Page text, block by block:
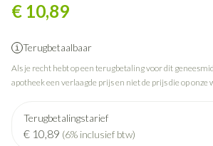
€ 10,89
Terugbetaalbaar
Als je recht hebt op een terugbetaling voor dit
apotheek een verlaagde prijs en niet de prijs die op onze
Terugbetalingstarief
€ 10,89 (6% inclusief btw)